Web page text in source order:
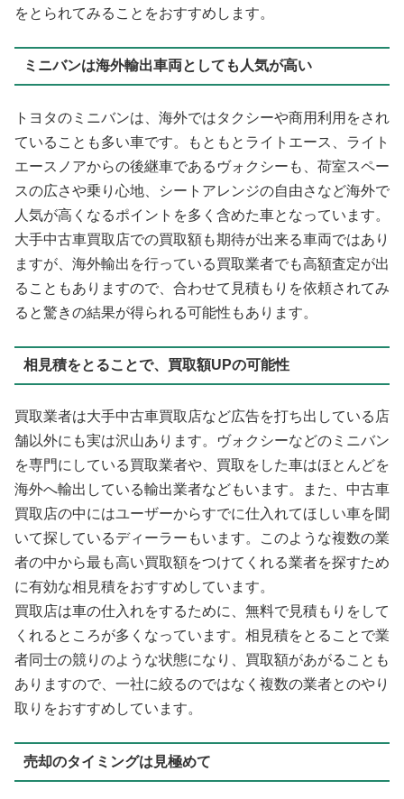
をとられてみることをおすすめします。
ミニバンは海外輸出車両としても人気が高い
トヨタのミニバンは、海外ではタクシーや商用利用をされ
ていることも多い車です。もともとライトエース、ライト
エースノアからの後継車であるヴォクシーも、荷室スペー
スの広さや乗り心地、シートアレンジの自由さなど海外で
人気が高くなるポイントを多く含めた車となっています。
大手中古車買取店での買取額も期待が出来る車両ではあり
ますが、海外輸出を行っている買取業者でも高額査定が出
ることもありますので、合わせて見積もりを依頼されてみ
ると驚きの結果が得られる可能性もあります。
相見積をとることで、買取額UPの可能性
買取業者は大手中古車買取店など広告を打ち出している店
舗以外にも実は沢山あります。ヴォクシーなどのミニバン
を専門にしている買取業者や、買取をした車はほとんどを
海外へ輸出している輸出業者などもいます。また、中古車
買取店の中にはユーザーからすでに仕入れてほしい車を聞
いて探しているディーラーもいます。このような複数の業
者の中から最も高い買取額をつけてくれる業者を探すため
に有効な相見積をおすすめしています。
買取店は車の仕入れをするために、無料で見積もりをして
くれるところが多くなっています。相見積をとることで業
者同士の競りのような状態になり、買取額があがることも
ありますので、一社に絞るのではなく複数の業者とのやり
取りをおすすめしています。
売却のタイミングは見極めて